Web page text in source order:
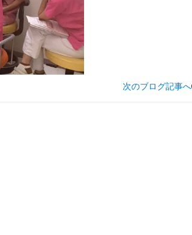
次のブログ記事へ